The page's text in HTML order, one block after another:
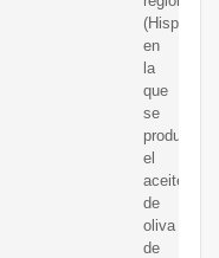
(Hispania)
en
la
que
se
producía
el
aceite
de
oliva
de